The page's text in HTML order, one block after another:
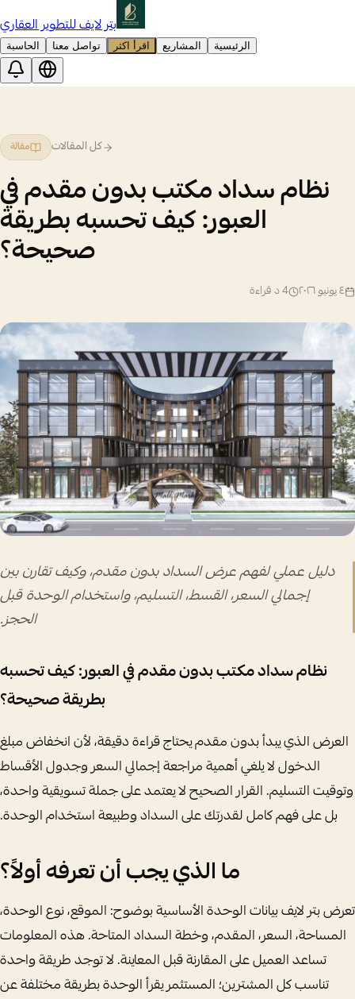
بتر لايف للتطوير العقاري
الرئيسية المشاريع اقرأ اكثر تواصل معنا الحاسبة
كل المقالات مقالة
نظام سداد مكتب بدون مقدم في
العبور: كيف تحسبه بطريقة
صحيحة؟
٤ يونيو ٢٠٢٦ 4د قراءة
دليل عملي لفهم عرض السداد بدون مقدم، وكيف تقارن بين
إجمالي السعر، القسط، التسليم، واستخدام الوحدة قبل
الحجز.
نظام سداد مكتب بدون مقدم في العبور: كيف تحسبه
بطريقة صحيحة؟
العرض الذي يبدأ بدون مقدم يحتاج قراءة دقيقة، لأن انخفاض مبلغ
الدخول لا يلغي أهمية مراجعة إجمالي السعر وجدول الأقساط
وتوقيت التسليم. القرار الصحيح لا يعتمد على جملة تسويقية واحدة،
بل على فهم كامل لقدرتك على السداد وطبيعة استخدام الوحدة.
ما الذي يجب أن تعرفه أولاً؟
تعرض بتر لايف بيانات الوحدة الأساسية بوضوح: الموقع، نوع الوحدة،
المساحة، السعر، المقدم، وخطة السداد المتاحة. هذه المعلومات
تساعد العميل على المقارنة قبل المعاينة. لا توجد طريقة واحدة
تناسب كل المشترين؛ المستثمر يقرأ الوحدة بطريقة مختلفة عن